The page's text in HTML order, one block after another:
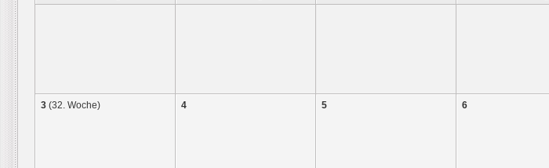
3 (32. Woche) 4 5 6